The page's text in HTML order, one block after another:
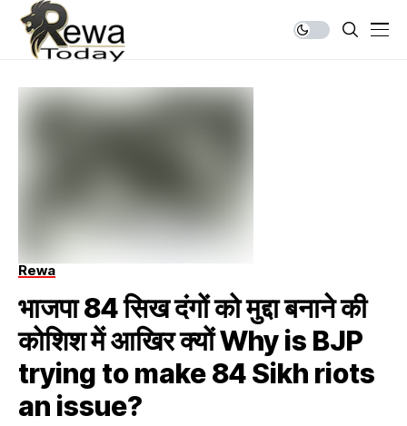
Rewa
भाजपा 84 सिख दंगों को मुद्दा बनाने की
कोशिश में आखिर क्यों Why is BJP
trying to make 84 Sikh riots
an issue?